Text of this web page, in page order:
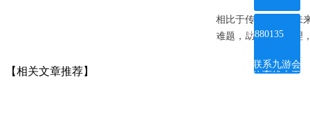
相比于传统社区，未
难题，助力社区治理
【相关文章推荐】
联系九游会
体育线上平
ꂅ 4008880135